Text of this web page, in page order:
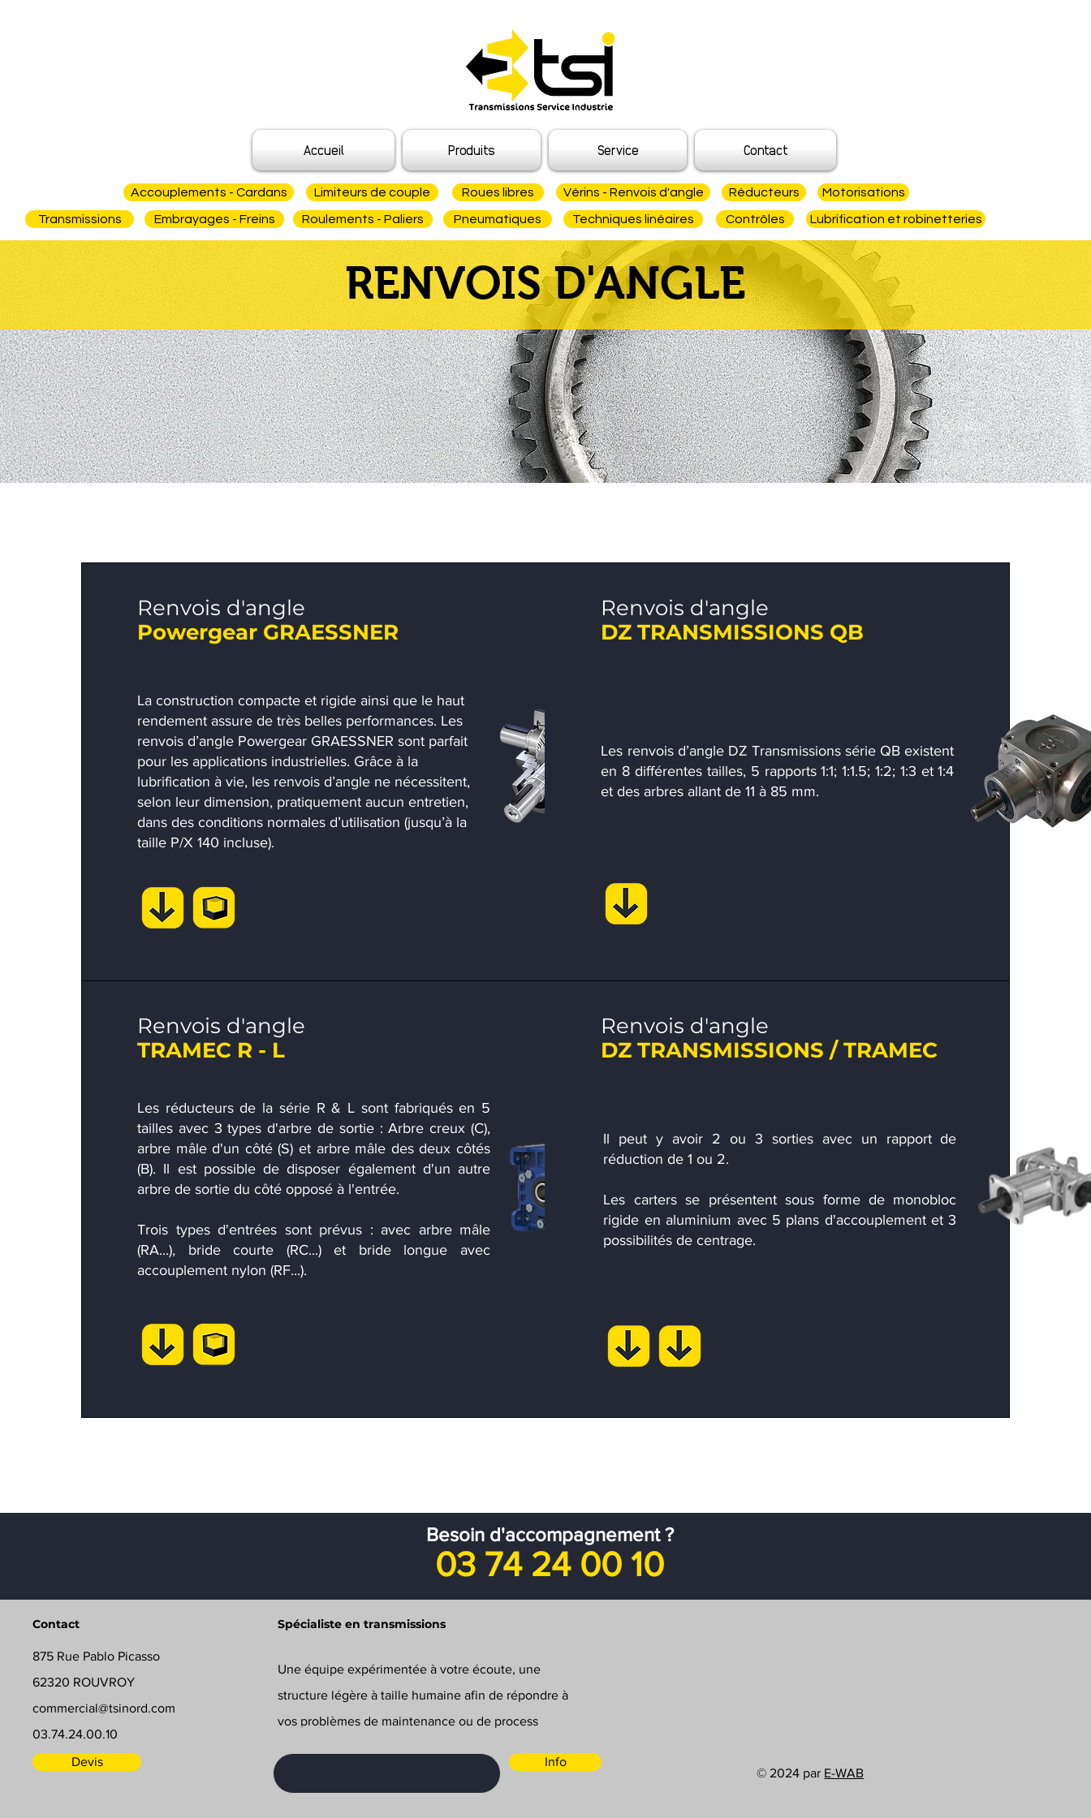
Accueil Produits Service Contact
Accouplements - Cardans Limiteurs de couple
Transmissions Embrayages - Freins Roulements - Paliers
Roues libres
Pneumatiques
Vérins - Renvois d'angle
Techniques linéaires
Réducteurs
Contrôles
Motorisations
Lubrification et robinetteries
RENVOIS D'ANGLE
Renvois d'angle
Powergear GRAESSNER
La construction compacte et rigide ainsi que le haut
rendement assure de très belles performances. Les
renvois d’angle Powergear GRAESSNER sont parfait
pour les applications industrielles. Grâce à la
lubrification à vie, les renvois d’angle ne nécessitent,
selon leur dimension, pratiquement aucun entretien,
dans des conditions normales d’utilisation (jusqu’à la
taille P/X 140 incluse).
Renvois d'angle
DZ TRANSMISSIONS QB
Les renvois d’angle DZ Transmissions série QB existent
en 8 différentes tailles, 5 rapports 1:1; 1:1.5; 1:2; 1:3 et 1:4
et des arbres allant de 11 à 85 mm.
Renvois d'angle
TRAMEC R - L
Les réducteurs de la série R & L sont fabriqués en 5
tailles avec 3 types d'arbre de sortie : Arbre creux (C),
arbre mâle d'un côté (S) et arbre mâle des deux côtés
(B). Il est possible de disposer également d'un autre
arbre de sortie du côté opposé à l'entrée.
Trois types d'entrées sont prévus : avec arbre mâle
(RA...), bride courte (RC...) et bride longue avec
accouplement nylon (RF...).
Renvois d'angle
DZ TRANSMISSIONS / TRAMEC
Il peut y avoir 2 ou 3 sorties avec un rapport de
réduction de 1 ou 2.​
Les carters se présentent sous forme de monobloc
rigide en aluminium avec 5 plans d'accouplement et 3
possibilités de centrage.
Contact
875 Rue Pablo Picasso
62320 ROUVROY
commercial@tsinord.com
03.74.24.00.10
Devis
Spécialiste en transmissions
Une équipe expérimentée à votre écoute, une
structure légère à taille humaine afin de répondre à
vos problèmes de maintenance ou de process
Email
Info
© 2024 par E-WAB
Besoin d'accompagnement ?
03 74 24 00 10